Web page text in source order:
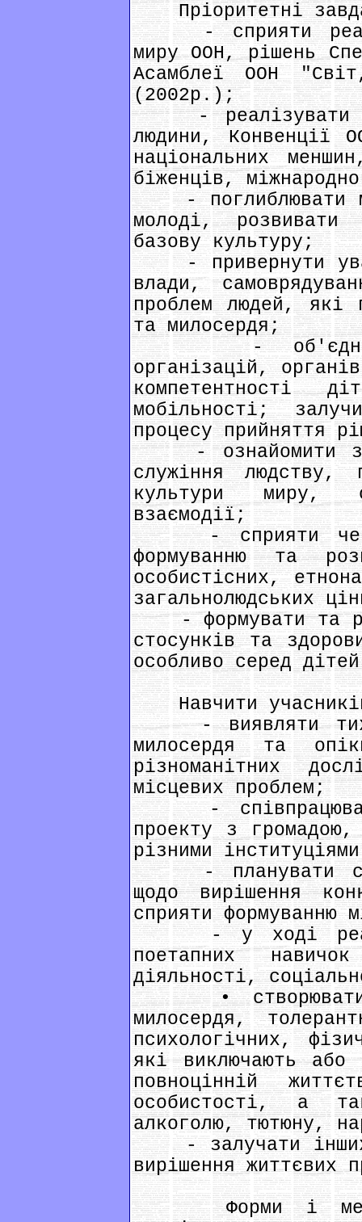
Пріоритетні
- сприяти
миру ООН, рішень
Асамблеї ООН
(2002р.);
- реалізувати
людини, Конвенції
національних
біженців,
- поглиблювати
молоді, розвивати
базову культуру;
- привернути
влади,
проблем людей, які
та милосердя;
- об'єднати
організацій,
компетентності
мобільності;
процесу прийняття
- ознайомити з
служіння людству,
культури миру,
взаємодії;
- сприяти через
формуванню та
особистісних,
загальнолюдських
- формувати та
стосунків та
особливо серед
Навчити
- виявляти тих,
милосердя та
різноманітних
місцевих проблем;
- співпрацювати
проекту з
різними
- планувати свою
щодо вирішення
сприяти формуванню
- у ході
поетапних
діяльності,
• створювати
милосердя,
психологічних,
які виключають або
повноцінній
особистості, а
алкоголю, тютюну,
- залучати інших
вирішення життєвих
Форми і методи